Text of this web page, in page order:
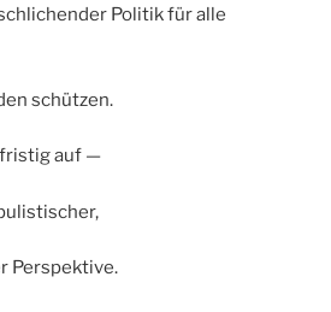
Politik für alle
schützen.
auf —
Perspektive.